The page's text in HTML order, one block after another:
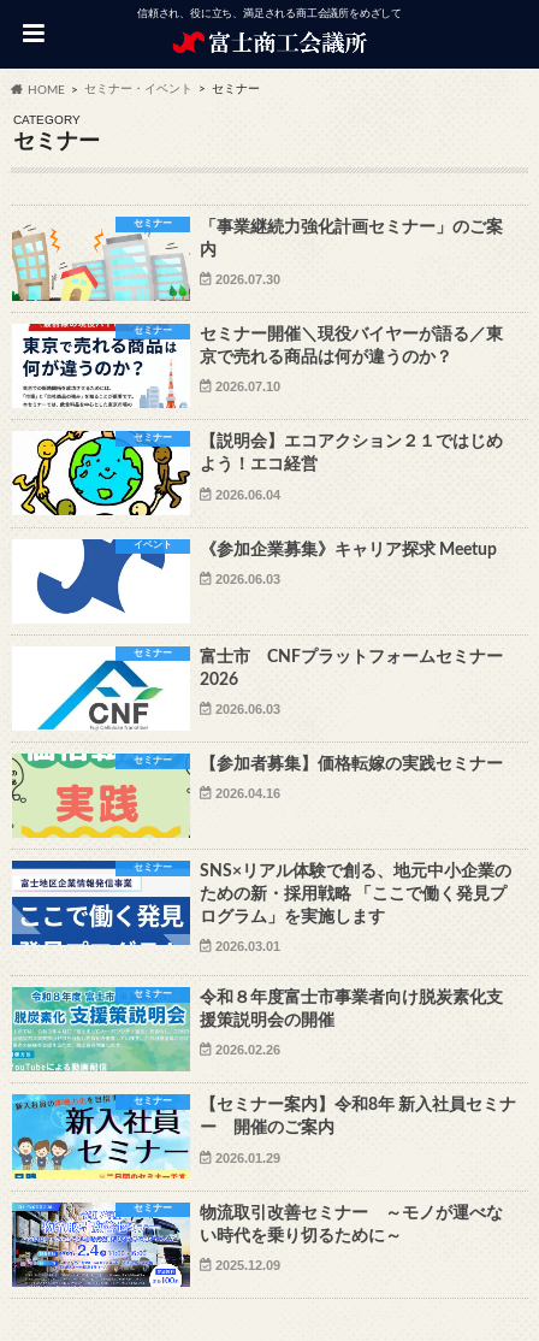
信頼され、役に立ち、満足される商工会議所をめざして
HOME セミナー・イベント セミナー
CATEGORY
セミナー
セミナー
「事業継続力強化計画セミナー」のご案
内
2026.07.30
セミナー
セミナー開催＼現役バイヤーが語る／東
京で売れる商品は何が違うのか？
2026.07.10
セミナー
【説明会】エコアクション２１ではじめ
よう！エコ経営
2026.06.04
イベント 《参加企業募集》キャリア探求 Meetup
2026.06.03
セミナー
富士市 CNFプラットフォームセミナー
2026
2026.06.03
セミナー 【参加者募集】価格転嫁の実践セミナー
2026.04.16
セミナー
SNS×リアル体験で創る、地元中小企業の
ための新・採用戦略 「ここで働く発見プ
ログラム」を実施します
2026.03.01
セミナー
令和８年度富士市事業者向け脱炭素化支
援策説明会の開催
2026.02.26
セミナー
【セミナー案内】令和8年 新入社員セミナ
ー 開催のご案内
2026.01.29
セミナー
物流取引改善セミナー ～モノが運べな
い時代を乗り切るために～
2025.12.09